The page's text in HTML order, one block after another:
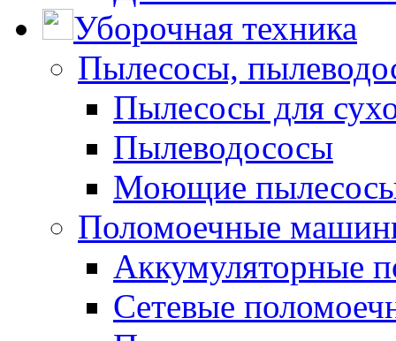
Уборочная техника
Пылесосы,
Пылесосы для
Пылеводососы
Моющие пылесосы
Поломоечные
Аккумуляторные
Сетевые